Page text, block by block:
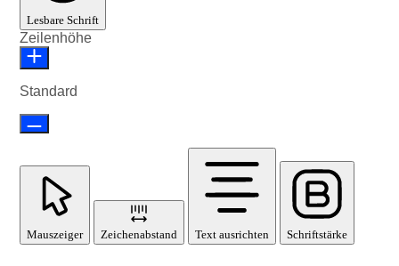
Lesbare Schrift
Zeilenhöhe
Standard
Mauszeiger Zeichenabstand Text ausrichten Schriftstärke